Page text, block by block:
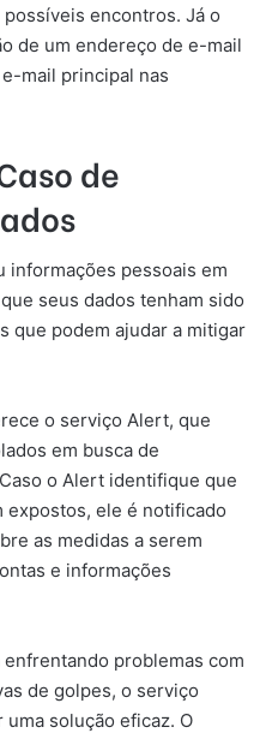
encontros. Já o
de um endereço de e-mail
mail principal nas
de
informações pessoais em
seus dados tenham sido
que podem ajudar a mitigar
o serviço Alert, que
em busca de
o Alert identifique que
expostos, ele é notificado
as medidas a serem
e informações
problemas com
de golpes, o serviço
solução eficaz. O